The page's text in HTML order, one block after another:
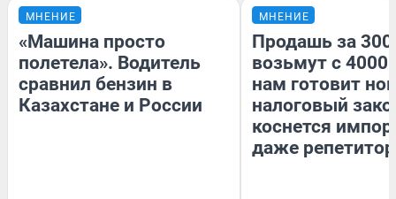
МНЕНИЕ
«Машина просто
полетела». Водитель
сравнил бензин в
Казахстане и России
МНЕНИЕ
Продашь за
возьмут с
нам готовит
налоговый
коснется
даже